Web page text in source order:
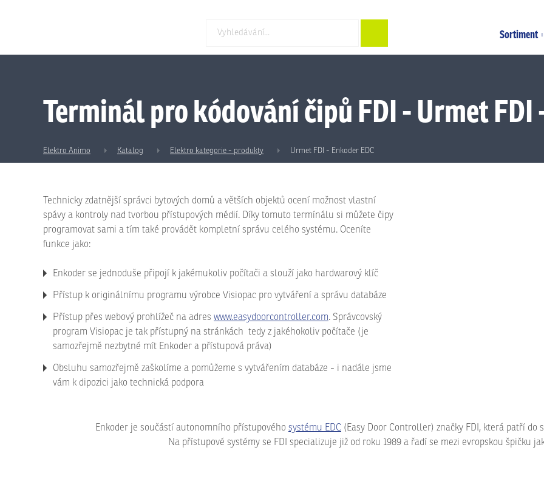
Sortiment
Terminál pro kódování čipů FDI - Urmet FDI
Elektro Animo Katalog Elektro kategorie - produkty Urmet FDI - Enkoder EDC
Technicky zdatnější správci bytových domů a větších objektů ocení možnost vlastní
spávy a kontroly nad tvorbou přístupových médií. Díky tomuto termínálu si můžete čipy
programovat sami a tím také provádět kompletní správu celého systému. Oceníte
funkce jako:
Enkoder se jednoduše připojí k jakémukoliv počítači a slouží jako hardwarový klíč
Přístup k originálnímu programu výrobce Visiopac pro vytváření a správu databáze
Přístup přes webový prohlížeč na adres www.easydoorcontroller.com. Správcovský
program Visiopac je tak přístupný na stránkách tedy z jakéhokoliv počítače (je
samozřejmě nezbytné mít Enkoder a přístupová práva)
Obsluhu samozřejmě zaškolíme a pomůžeme s vytvářením databáze - i nadále jsme
vám k dipozici jako technická podpora
Enkoder je součástí autonomního přístupového systému EDC (Easy Door Controller) značky FDI, která patří do
Na přístupové systémy se FDI specializuje již od roku 1989 a řadí se mezi evropskou špičku